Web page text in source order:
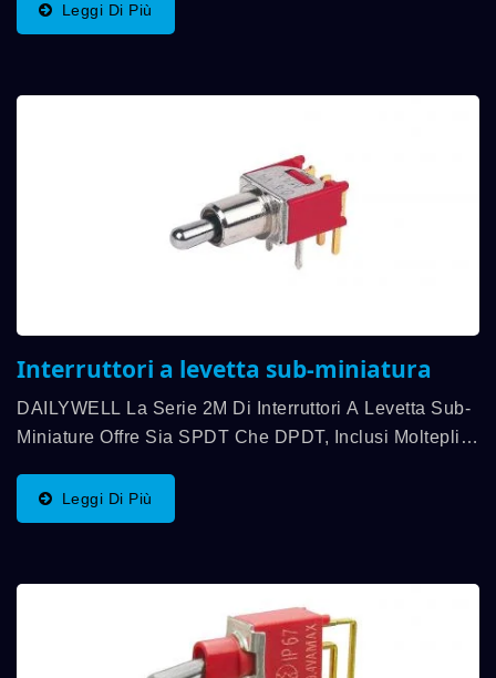
Riempimento Dell'interno Dell'impugnatura Vibrante...
Leggi Di Più
Interruttori a levetta sub-miniatura
DAILYWELL La Serie 2M Di Interruttori A Levetta Sub-
Miniature Offre Sia SPDT Che DPDT, Inclusi Molteplici
Capacità Di Contatto Fino A 3A. La Gamma Di
Temperatura...
Leggi Di Più